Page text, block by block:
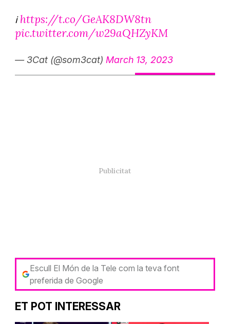
ℹhttps://t.co/GeAK8DW8tn
pic.twitter.com/w29aQHZyKM
— 3Cat (@som3cat) March 13, 2023
Escull El Món de la Tele com la teva font
preferida de Google
ET POT INTERESSAR